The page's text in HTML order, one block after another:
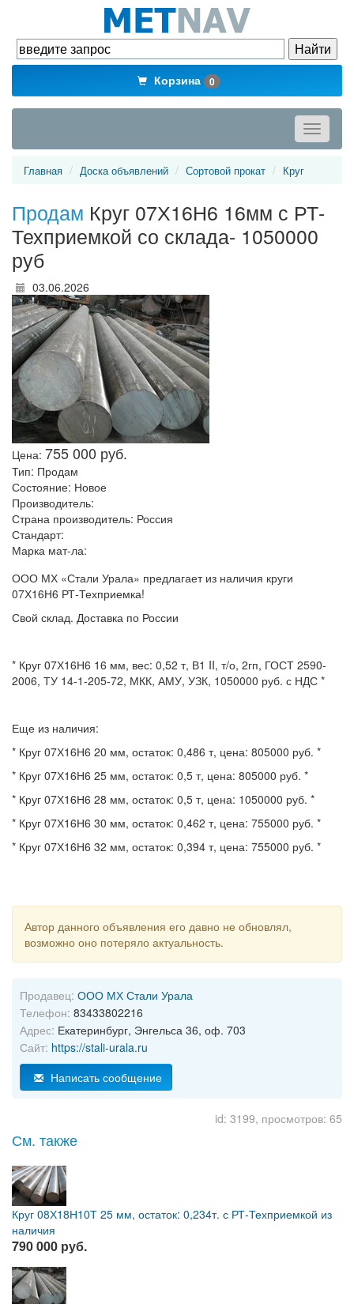
Корзина 0
Toggle
Главная Доска объявлений Сортовой прокат Круг
Продам Круг 07Х16Н6 16мм с РТ-
Техприемкой со склада- 1050000
руб
03.06.2026
Цена: 755 000 руб.
Тип: Продам
Состояние: Новое
Производитель:
Страна производитель: Россия
Стандарт:
Марка мат-ла:
ООО МХ «Стали Урала» предлагает из наличия круги
07Х16Н6 РТ-Техприемка!
Свой склад. Доставка по России
* Круг 07Х16Н6 16 мм, вес: 0,52 т, В1 II, т/о, 2гп, ГОСТ 2590-
2006, ТУ 14-1-205-72, МКК, АМУ, УЗК, 1050000 руб. с НДС *
Еще из наличия:
* Круг 07Х16Н6 20 мм, остаток: 0,486 т, цена: 805000 руб. *
* Круг 07Х16Н6 25 мм, остаток: 0,5 т, цена: 805000 руб. *
* Круг 07Х16Н6 28 мм, остаток: 0,5 т, цена: 1050000 руб. *
* Круг 07Х16Н6 30 мм, остаток: 0,462 т, цена: 755000 руб. *
* Круг 07Х16Н6 32 мм, остаток: 0,394 т, цена: 755000 руб. *
Автор данного объявления его давно не обновлял,
возможно оно потеряло актуальность.
Продавец: ООО МХ Стали Урала
Телефон: 83433802216
Адрес: Екатеринбург, Энгельса 36, оф. 703
Сайт: https://stali-urala.ru
Написать сообщение
id: 3199, просмотров: 65
См. также
Круг 08Х18Н10Т 25 мм, остаток: 0,234т. с РТ-Техприемкой из
наличия
790 000 руб.